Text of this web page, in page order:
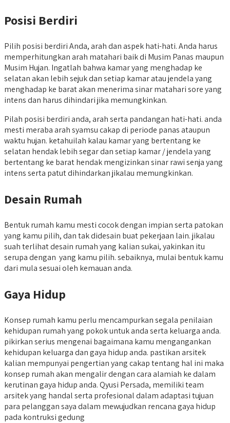
Posisi Berdiri
Pilih posisi berdiri Anda, arah dan aspek hati-hati. Anda harus
memperhitungkan arah matahari baik di Musim Panas maupun
Musim Hujan. Ingatlah bahwa kamar yang menghadap ke
selatan akan lebih sejuk dan setiap kamar atau jendela yang
menghadap ke barat akan menerima sinar matahari sore yang
intens dan harus dihindari jika memungkinkan.
Pilah posisi berdiri anda, arah serta pandangan hati-hati. anda
mesti meraba arah syamsu cakap di periode panas ataupun
waktu hujan. ketahuilah kalau kamar yang bertentang ke
selatan hendak lebih segar dan setiap kamar / jendela yang
bertentang ke barat hendak mengizinkan sinar rawi senja yang
intens serta patut dihindarkan jikalau memungkinkan.
Desain Rumah
Bentuk rumah kamu mesti cocok dengan impian serta patokan
yang kamu pilih, dan tak didesain buat pekerjaan lain. jikalau
suah terlihat desain rumah yang kalian sukai, yakinkan itu
serupa dengan yang kamu pilih. sebaiknya, mulai bentuk kamu
dari mula sesuai oleh kemauan anda.
Gaya Hidup
Konsep rumah kamu perlu mencampurkan segala penilaian
kehidupan rumah yang pokok untuk anda serta keluarga anda.
pikirkan serius mengenai bagaimana kamu mengangankan
kehidupan keluarga dan gaya hidup anda. pastikan arsitek
kalian mempunyai pengertian yang cakap tentang hal ini maka
konsep rumah akan mengalir dengan cara alamiah ke dalam
kerutinan gaya hidup anda. Qyusi Persada, memiliki team
arsitek yang handal serta profesional dalam adaptasi tujuan
para pelanggan saya dalam mewujudkan rencana gaya hidup
pada kontruksi gedung